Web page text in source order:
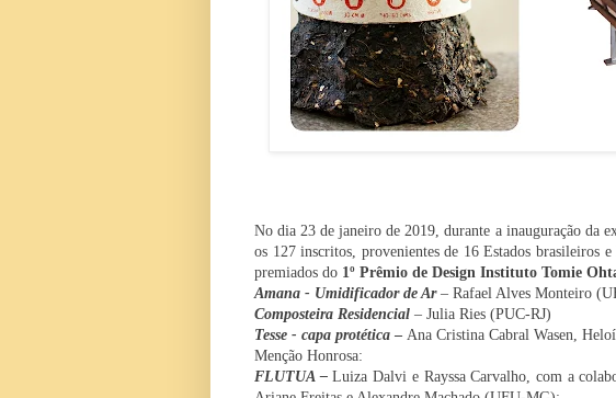
No dia 23 de janeiro de 2019, durante a inauguração da
os 127 inscritos, provenientes de 16 Estados brasileiros
premiados do 1º Prêmio de Design Instituto Tomie
Amana - Umidificador de Ar – Rafael Alves Monteiro
Composteira Residencial – Julia Ries (PUC-RJ)
Tesse - capa protética – Ana Cristina Cabral Wasen,
Menção Honrosa:
FLUTUA – Luiza Dalvi e Rayssa Carvalho, com a